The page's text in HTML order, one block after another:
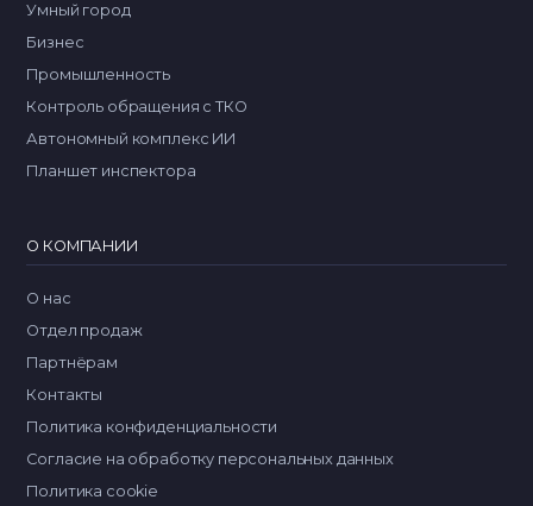
Умный город
Бизнес
Промышленность
Контроль обращения с ТКО
Автономный комплекс ИИ
Планшет инспектора
О КОМПАНИИ
О нас
Отдел продаж
Партнёрам
Контакты
Политика конфиденциальности
Согласие на обработку персональных данных
Политика cookie